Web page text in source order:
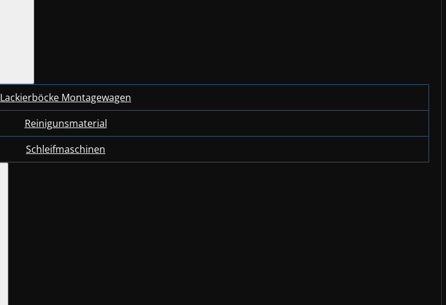
Lackierböcke Montagewagen
Reinigunsmaterial
Schleifmaschinen